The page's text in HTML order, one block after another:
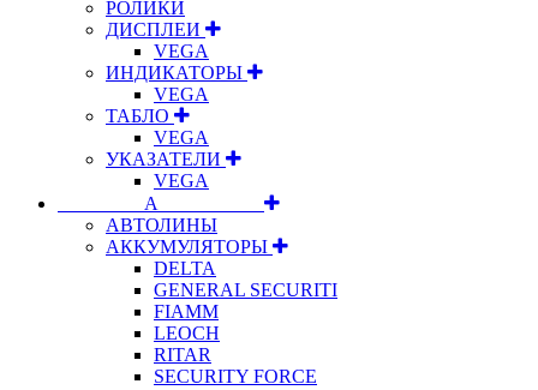
РОЛИКИ
ДИСПЛЕИ
VEGA
ИНДИКАТОРЫ
VEGA
ТАБЛО
VEGA
УКАЗАТЕЛИ
VEGA
⠀⠀⠀⠀⠀⠀А⠀⠀⠀⠀⠀⠀⠀
АВТОЛИНЫ
АККУМУЛЯТОРЫ
DELTA
GENERAL SECURITI
FIAMM
LEOCH
RITAR
SECURITY FORCE